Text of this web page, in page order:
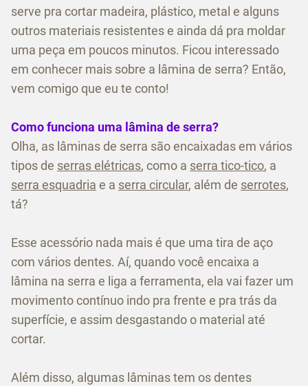
serve pra cortar madeira, plástico, metal e alguns
outros materiais resistentes e ainda dá pra moldar
uma peça em poucos minutos. Ficou interessado
em conhecer mais sobre a lâmina de serra? Então,
vem comigo que eu te conto!
Como funciona uma lâmina de serra?
Olha, as lâminas de serra são encaixadas em vários
tipos de serras elétricas, como a serra tico-tico, a
serra esquadria e a serra circular, além de serrotes,
tá?
Esse acessório nada mais é que uma tira de aço
com vários dentes. Aí, quando você encaixa a
lâmina na serra e liga a ferramenta, ela vai fazer um
movimento contínuo indo pra frente e pra trás da
superfície, e assim desgastando o material até
cortar.
Além disso, algumas lâminas tem os dentes